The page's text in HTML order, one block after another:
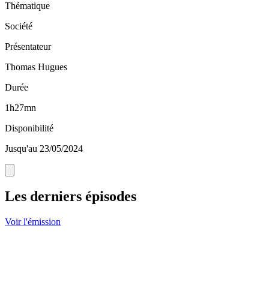
Thématique
Société
Présentateur
Thomas Hugues
Durée
1h27mn
Disponibilité
Jusqu'au 23/05/2024
Les derniers épisodes
Voir l'émission